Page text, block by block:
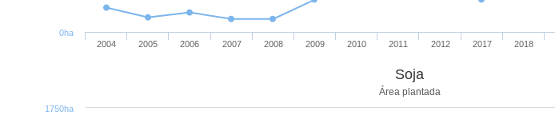
2004 2005 2006 2007 2008 2009 2010 2011 2012 2017 2018
0ha
Soja
Área plantada
1750ha